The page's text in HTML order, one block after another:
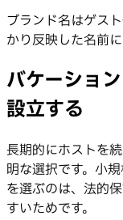
ブランド名はゲス
かり反映した名前に
バケーショ
設立する
長期的にホストを
明な選択です。小
を選ぶのは、法的
すいためです。